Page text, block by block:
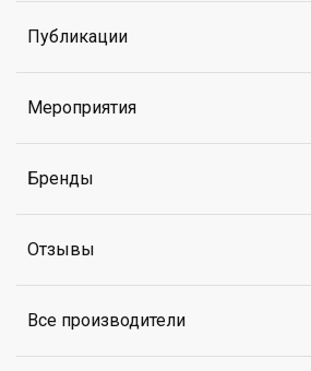
Публикации
Мероприятия
Бренды
Отзывы
Все производители